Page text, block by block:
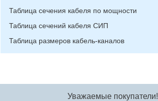
Таблица сечения кабеля по мощности
Таблица сечений кабеля СИП
Таблица размеров кабель-каналов
Уважаемые покупатели!